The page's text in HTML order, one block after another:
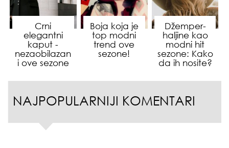
Crni
elegantni
kaput -
nezaobilazan
i ove sezone
Boja koja je
top modni
trend ove
sezone!
Džemper-
haljine kao
modni hit
sezone: Kako
da ih nosite?
NAJPOPULARNIJI KOMENTARI